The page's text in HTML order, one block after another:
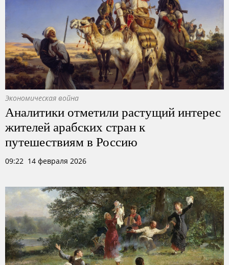
Экономическая война
Аналитики отметили растущий интерес
жителей арабских стран к
путешествиям в Россию
09:22 14 февраля 2026